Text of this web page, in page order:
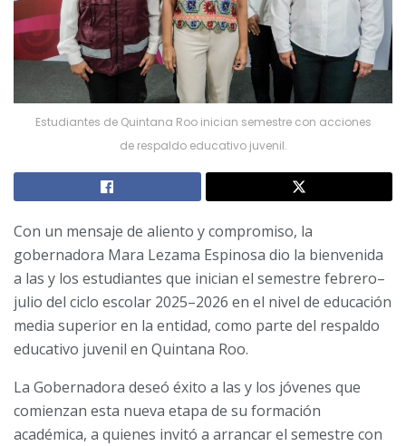
Estudiantes de Quintana Roo inician semestre con acciones
de respaldo educativo juvenil.
Con un mensaje de aliento y compromiso, la
gobernadora Mara Lezama Espinosa dio la bienvenida
a las y los estudiantes que inician el semestre febrero–
julio del ciclo escolar 2025–2026 en el nivel de educación
media superior en la entidad, como parte del respaldo
educativo juvenil en Quintana Roo.
La Gobernadora deseó éxito a las y los jóvenes que
comienzan esta nueva etapa de su formación
académica, a quienes invitó a arrancar el semestre con